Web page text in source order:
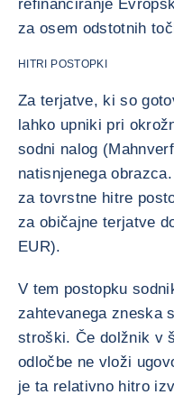
refinanciranje
za osem odstotnih
HITRI POSTOPKI
Za terjatve, ki so
lahko upniki pri
sodni nalog
natisnjenega
za tovrstne hitre
za običajne terjatve
EUR).
V tem postopku
zahtevanega zneska
stroški. Če dolžnik v
odločbe ne vloži
je ta relativno hitro